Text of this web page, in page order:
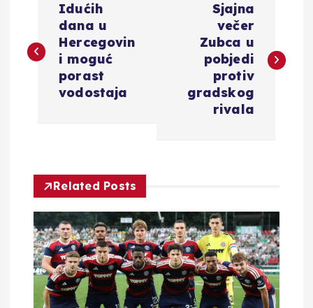
v
a
c
Idućih
dana u
Hercegovin
i moguć
porast
vodostaja
Sjajna
večer
Zubca u
pobjedi
protiv
gradskog
rivala
Related Posts